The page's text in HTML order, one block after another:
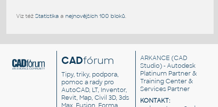
Viz též Statistika a nejnovějších 100 bloků.
CADfórum
Tipy, triky, podpora,
pomoc a rady pro
AutoCAD, LT, Inventor,
Revit, Map, Civil 3D, 3ds
Max, Fusion, Forma,
ARKANCE (CAD
Studio) - Autodesk
Platinum Partner &
Training Center &
Services Partner
KONTAKT: